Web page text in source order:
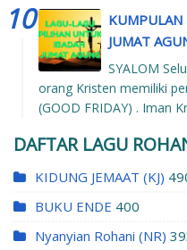
JUMAT
SYALOM
orang Kristen memiliki
(GOOD FRIDAY) . Iman
DAFTAR LAGU
KIDUNG JEMAAT (KJ)
BUKU ENDE 400
Nyanyian Rohani (NR)